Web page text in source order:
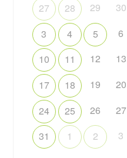
27
28 29 30
3
4 5 6
10
11 12 13
17
18 19 20
24
25 26 27
31
1 2 3